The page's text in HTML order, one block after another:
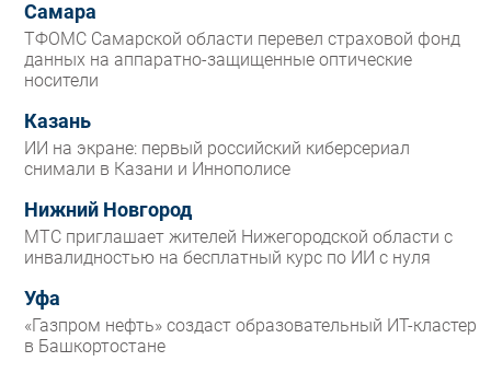
Самара
ТФОМС Самарской области перевел страховой фонд
данных на аппаратно-защищенные оптические
носители
Казань
ИИ на экране: первый российский киберсериал
снимали в Казани и Иннополисе
Нижний Новгород
МТС приглашает жителей Нижегородской области с
инвалидностью на бесплатный курс по ИИ с нуля
Уфа
«Газпром нефть» создаст образовательный ИТ-кластер
в Башкортостане